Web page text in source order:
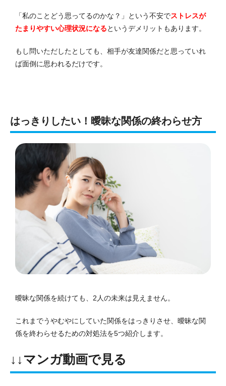
「私のことどう思ってるのかな？」という不安でストレスが
たまりやすい心理状況になるというデメリットもあります。
もし問いただしたとしても、相手が友達関係だと思っていれ
ば面倒に思われるだけです。
はっきりしたい！曖昧な関係の終わらせ方
曖昧な関係を続けても、2人の未来は見えません。
これまでうやむやにしていた関係をはっきりさせ、曖昧な関
係を終わらせるための対処法を5つ紹介します。
↓↓マンガ動画で見る